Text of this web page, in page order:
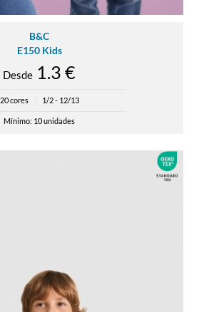
B&C
E150 Kids
Desde 1.3 €
20 cores 1/2 - 12/13
Mínimo: 10 unidades